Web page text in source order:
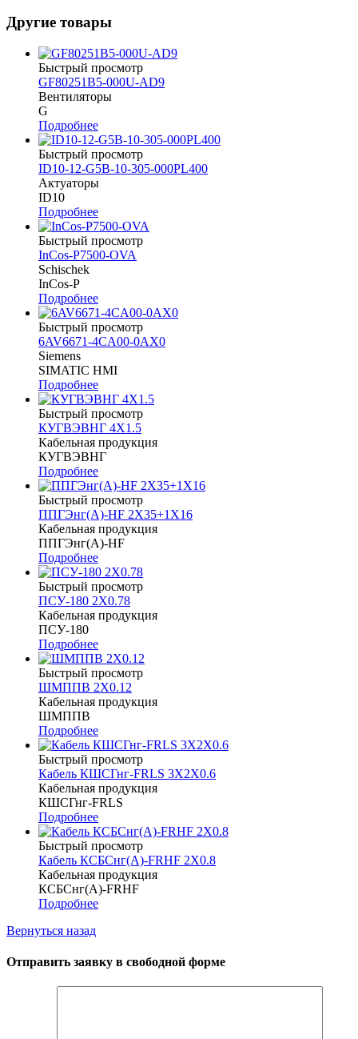
Другие товары
Быстрый просмотр
GF80251B5-000U-AD9
Вентиляторы
G
Подробнее
Быстрый просмотр
ID10-12-G5B-10-305-000PL400
Актуаторы
ID10
Подробнее
Быстрый просмотр
InCos-P7500-OVA
Schischek
InCos-P
Подробнее
Быстрый просмотр
6AV6671-4CA00-0AX0
Siemens
SIMATIC HMI
Подробнее
Быстрый просмотр
КУГВЭВНГ 4Х1.5
Кабельная продукция
КУГВЭВНГ
Подробнее
Быстрый просмотр
ППГЭнг(А)-HF 2Х35+1Х16
Кабельная продукция
ППГЭнг(А)-HF
Подробнее
Быстрый просмотр
ПСУ-180 2Х0.78
Кабельная продукция
ПСУ-180
Подробнее
Быстрый просмотр
ШМППВ 2Х0.12
Кабельная продукция
ШМППВ
Подробнее
Быстрый просмотр
Кабель КШСГнг-FRLS 3Х2Х0.6
Кабельная продукция
КШСГнг-FRLS
Подробнее
Быстрый просмотр
Кабель КСБСнг(А)-FRHF 2Х0.8
Кабельная продукция
КСБСнг(А)-FRHF
Подробнее
Вернуться назад
Отправить заявку в свободной форме